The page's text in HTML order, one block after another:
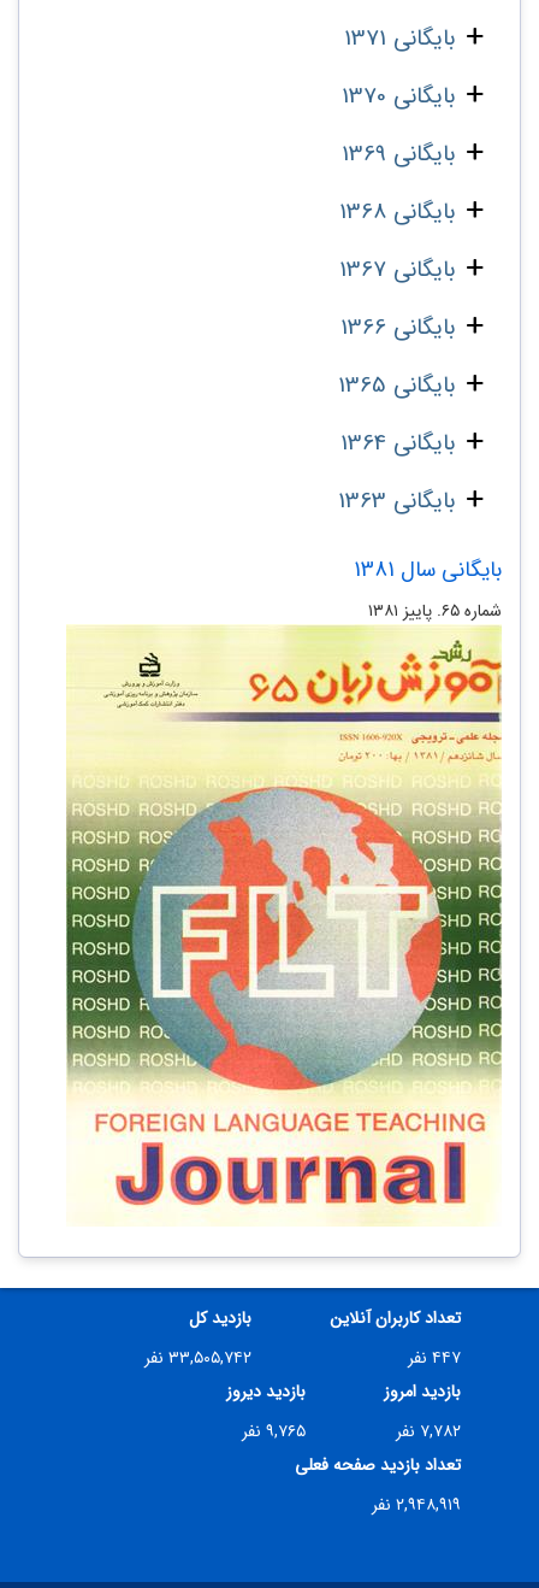
بایگانی 1371
بایگانی 1370
بایگانی 1369
بایگانی 1368
بایگانی 1367
بایگانی 1366
بایگانی 1365
بایگانی 1364
بایگانی 1363
بایگانی سال 1381
شماره ۶۵. پاییز ۱۳۸۱
تعداد کاربران آنلاین
۴۴۷ نفر
بازدید کل
۳۳,۵۰۵,۷۴۲ نفر
بازدید امروز
۷,۷۸۲ نفر
بازدید دیروز
۹,۷۶۵ نفر
تعداد بازدید صفحه فعلی
۲,۹۴۸,۹۱۹ نفر